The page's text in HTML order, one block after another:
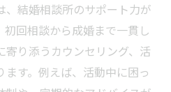
い結婚相談所の条件
所で選ばれる理由
婚相談所の実力とは
、結婚相談所のサポート力が
回相談から成婚まで一貫し
寄り添うカウンセリング、活
す。例えば、活動中に困っ